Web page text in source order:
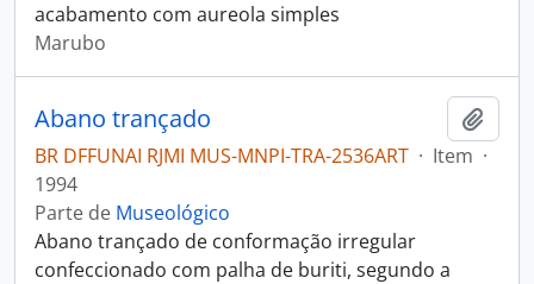
acabamento com aureola simples
Marubo
Abano trançado
BR DFFUNAI RJMI MUS-MNPI-TRA-2536ART · Item ·
1994
Parte de Museológico
Abano trançado de conformação irregular
confeccionado com palha de buriti, segundo a